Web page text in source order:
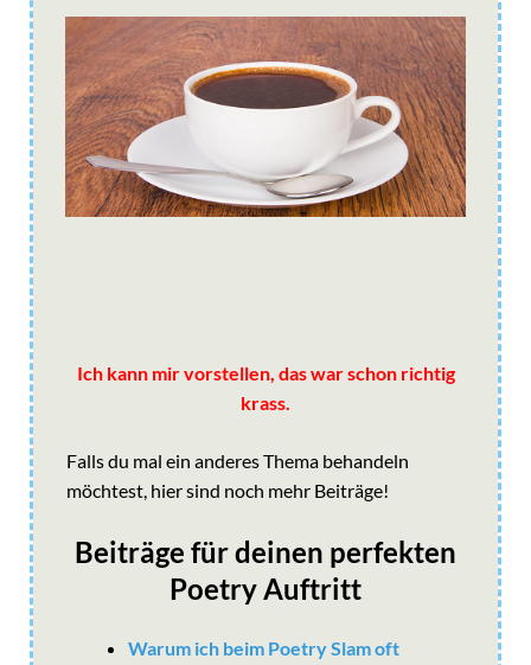
Ich kann mir vorstellen, das war schon richtig
krass.
Falls du mal ein anderes Thema behandeln
möchtest, hier sind noch mehr Beiträge!
Beiträge für deinen perfekten
Poetry Auftritt
Warum ich beim Poetry Slam oft